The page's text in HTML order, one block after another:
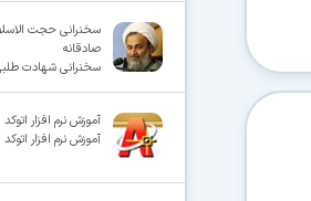
سخنرانی حجت
صادقانه
سخنرانی شهادت
آموزش نرم افزار اتوکد Autocad
آموزش نرم افزار اتوکد